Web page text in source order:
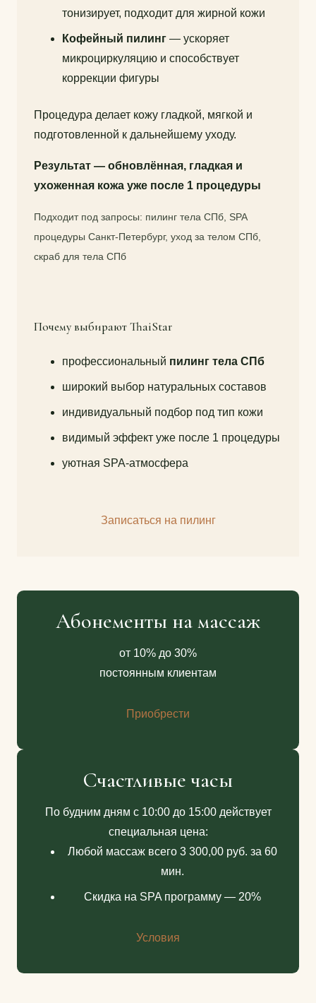
тонизирует, подходит для жирной кожи
Кофейный пилинг — ускоряет
микроциркуляцию и способствует
коррекции фигуры
Процедура делает кожу гладкой, мягкой и
подготовленной к дальнейшему уходу.
Результат — обновлённая, гладкая и
ухоженная кожа уже после 1 процедуры
Подходит под запросы: пилинг тела СПб, SPA
процедуры Санкт-Петербург, уход за телом СПб,
скраб для тела СПб
Почему выбирают ThaiStar
профессиональный пилинг тела СПб
широкий выбор натуральных составов
индивидуальный подбор под тип кожи
видимый эффект уже после 1 процедуры
уютная SPA-атмосфера
Записаться на пилинг
Абонементы на массаж
от 10% до 30%
постоянным клиентам
Приобрести
Счастливые часы
По будним дням с 10:00 до 15:00 действует
специальная цена:
Любой массаж всего 3 300,00 руб. за 60
мин.
Скидка на SPA программу — 20%
Условия